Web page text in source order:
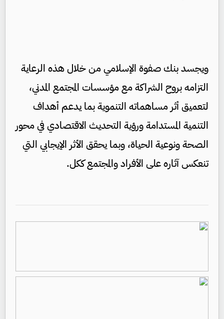
ويجسد بنك صفوة الإسلامي من خلال هذه الرعاية
التزامه بروح الشراكة مع مؤسسات المجتمع المدني،
لتعميق أثر مساهماته التنموية بما يدعم أهداف
التنمية المستدامة ورؤية التحديث الاقتصادي في محور
الصحة ونوعية الحياة، وبما يحقق الأثر الإيجابي التي
تنعكس آثاره على الأفراد والمجتمع ككل.